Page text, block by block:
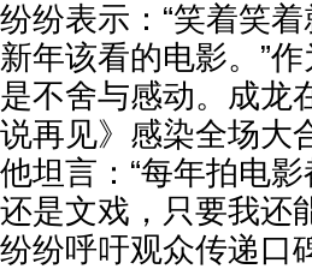
纷纷表示：“笑着笑
新年该看的电影。”
是不舍与感动。成龙
说再见》感染全场大
他坦言：“每年拍电
还是文戏，只要我还
纷纷呼吁观众传递口